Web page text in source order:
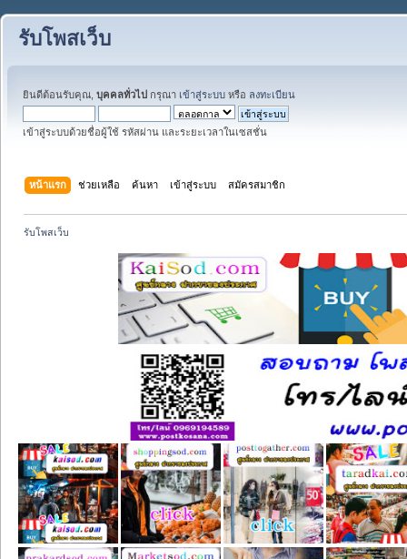
รับโพสเว็บ
ยินดีต้อนรับคุณ, บุคคลทั่วไป กรุณา เข้าสู่ระบบ หรือ ลงทะเบียน
เข้าสู่ระบบด้วยชื่อผู้ใช้ รหัสผ่าน และระยะเวลาในเซสชั่น
หน้าแรก ช่วยเหลือ ค้นหา เข้าสู่ระบบ สมัครสมาชิก
รับโพสเว็บ